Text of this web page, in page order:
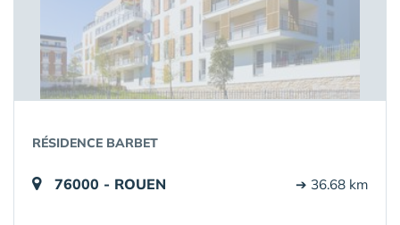
RÉSIDENCE BARBET
76000 - ROUEN ➔ 36.68 km